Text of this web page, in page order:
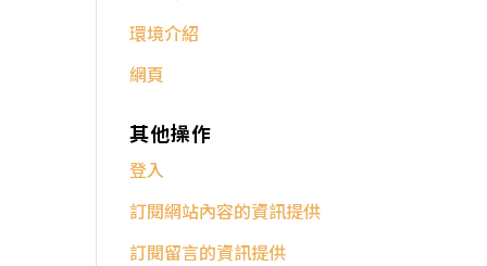
環境介紹
網頁
其他操作
登入
訂閱網站內容的資訊提供
訂閱留言的資訊提供